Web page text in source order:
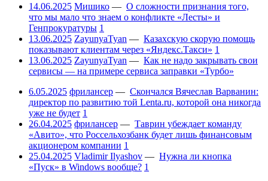
14.06.2025 Мишико — О сложности признания того,
что мы мало что знаем о конфликте «Лесты» и
Генпрокуратуры 1
13.06.2025 ZayunyaTyan — Казахскую скорую помощь
показывают клиентам через «Яндекс.Такси» 1
13.06.2025 ZayunyaTyan — Как не надо закрывать свои
сервисы — на примере сервиса заправки «Турбо»
6.05.2025 фрилансер — Скончался Вячеслав Варванин:
директор по развитию той Lenta.ru, которой она никогда
уже не будет 1
26.04.2025 фрилансер — Таврин убеждает команду
«Авито», что Россельхозбанк будет лишь финансовым
акционером компании 1
25.04.2025 Vladimir Ilyashov — Нужна ли кнопка
«Пуск» в Windows вообще? 1